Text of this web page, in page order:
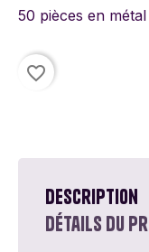
50 pièces en
favorite_border
Description
Détails du